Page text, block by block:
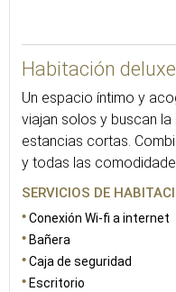
Habitación
Un espacio íntimo y
viajan solos y buscan
estancias cortas.
y todas las
SERVICIOS DE
Conexión Wi-fi a internet
Bañera
Caja de seguridad
Escritorio